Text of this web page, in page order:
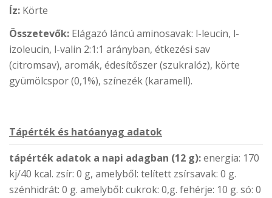
Íz: Körte
Összetevők: Elágazó láncú aminosavak: l-leucin, l-
izoleucin, l-valin 2:1:1 arányban, étkezési sav
(citromsav), aromák, édesítőszer (szukralóz), körte
gyümölcspor (0,1%), színezék (karamell).
Tápérték és hatóanyag adatok
tápérték adatok a napi adagban (12 g):energia: 170
kj/40 kcal. zsír: 0 g, amelyből: telített zsírsavak: 0 g.
szénhidrát: 0 g. amelyből: cukrok: 0,g. fehérje: 10 g. só: 0